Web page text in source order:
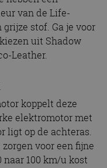
van de Life-
stof. Ga je voor
uit Shadow
Leather.
koppelt deze
elektromotor met
ligt op de achteras.
voor een fijne
100 km/u kost